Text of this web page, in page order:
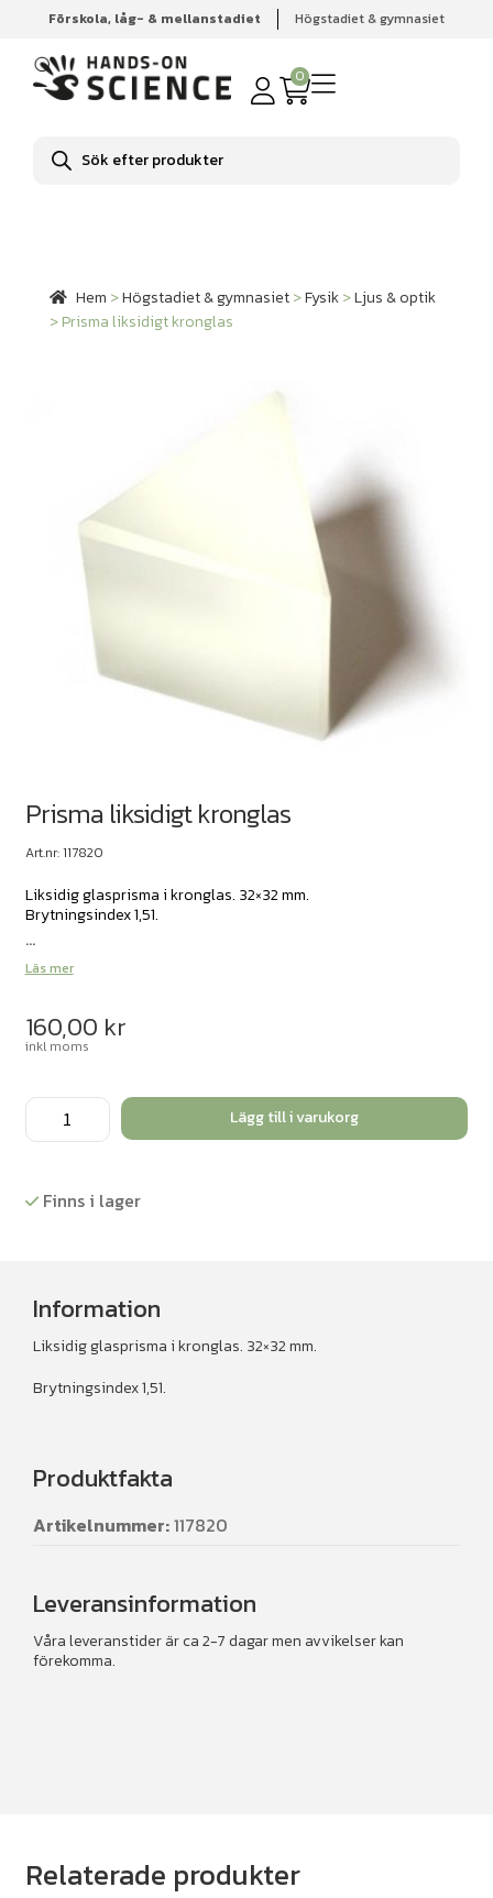
Förskola, låg- & mellanstadiet Högstadiet & gymnasiet
0
Produktsökning
Hem Högstadiet & gymnasiet Fysik
Ljus & optik
Prisma liksidigt kronglas
Hem >Högstadiet & gymnasiet>Fysik>Ljus & optik
>Prisma liksidigt kronglas
Prisma liksidigt kronglas
Art.nr: 117820
Liksidig glasprisma i kronglas. 32×32 mm.
Brytningsindex 1,51.
...
Läs mer
160,00 kr
inkl moms
Prisma
liksidigt
mängd
Lägg till i varukorg
Finns i lager
Information
Liksidig glasprisma i kronglas. 32×32 mm.
Brytningsindex 1,51.
Produktfakta
Artikelnummer:117820
Leveransinformation
Våra leveranstider är ca 2-7 dagar men avvikelser kan
förekomma.
Relaterade produkter